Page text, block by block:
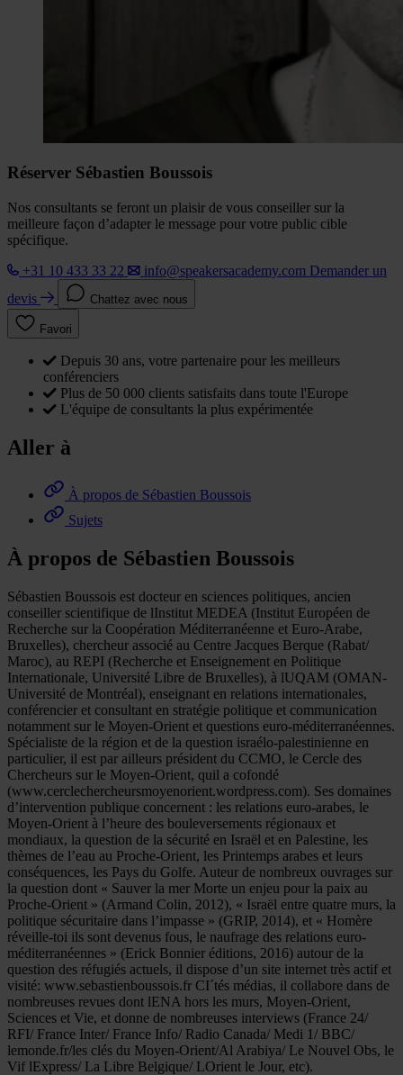
Réserver Sébastien Boussois
Nos consultants se feront un plaisir de vous conseiller sur la
meilleure façon d’adapter le message pour votre public cible
spécifique.
+31 10 433 33 22
info@speakersacademy.com Demander un
devis
Chattez avec nous
Favori
Depuis 30 ans, votre partenaire pour les meilleurs
conférenciers
Plus de 50 000 clients satisfaits dans toute l'Europe
L'équipe de consultants la plus expérimentée
Aller à
À propos de Sébastien Boussois
Sujets
À propos de Sébastien Boussois
Sébastien Boussois est docteur en sciences politiques, ancien
conseiller scientifique de lInstitut MEDEA (Institut Européen de
Recherche sur la Coopération Méditerranéenne et Euro-Arabe,
Bruxelles), chercheur associé au Centre Jacques Berque (Rabat/
Maroc), au REPI (Recherche et Enseignement en Politique
Internationale, Université Libre de Bruxelles), à lUQAM (OMAN-
Université de Montréal), enseignant en relations internationales,
conférencier et consultant en stratégie politique et communication
notamment sur le Moyen-Orient et questions euro-méditerranéennes.
Spécialiste de la région et de la question israélo-palestinienne en
particulier, il est par ailleurs président du CCMO, le Cercle des
Chercheurs sur le Moyen-Orient, quil a cofondé
(www.cerclechercheursmoyenorient.wordpress.com). Ses domaines
d’intervention publique concernent : les relations euro-arabes, le
Moyen-Orient à l’heure des bouleversements régionaux et
mondiaux, la question de la sécurité en Israël et en Palestine, les
thèmes de l’eau au Proche-Orient, les Printemps arabes et leurs
conséquences, les Pays du Golfe. Auteur de nombreux ouvrages sur
la question dont « Sauver la mer Morte un enjeu pour la paix au
Proche-Orient » (Armand Colin, 2012), « Israël entre quatre murs, la
politique sécuritaire dans l’impasse » (GRIP, 2014), et « Homère
réveille-toi ils sont devenus fous, le naufrage des relations euro-
méditerranéennes » (Erick Bonnier éditions, 2016) autour de la
question des réfugiés actuels, il dispose d’un site internet très actif et
visité: www.sebastienboussois.fr CI´tés médias, il collabore dans de
nombreuses revues dont lENA hors les murs, Moyen-Orient,
Sciences et Vie, et donne de nombreuses interviews (France 24/
RFI/ France Inter/ France Info/ Radio Canada/ Medi 1/ BBC/
lemonde.fr/les clés du Moyen-Orient/Al Arabiya/ Le Nouvel Obs, le
Vif lExpress/ La Libre Belgique/ LOrient le Jour, etc).